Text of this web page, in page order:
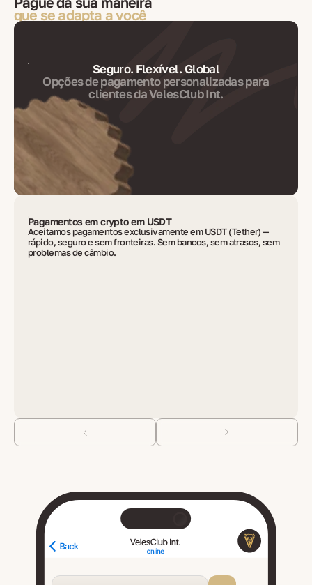
que se adapta a você
Seguro. Flexível. Global
Opções de pagamento personalizadas para
clientes da VelesClub Int.
Pagamentos em crypto em USDT
Aceitamos pagamentos exclusivamente em USDT (Tether) —
rápido, seguro e sem fronteiras. Sem bancos, sem atrasos, sem
problemas de câmbio.